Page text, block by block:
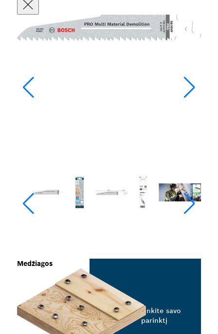
Medžiagos
Pasirinkite savo
parinktį